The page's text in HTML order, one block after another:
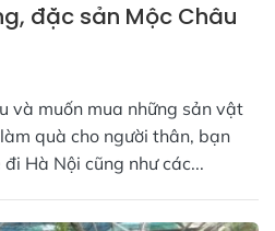
đặc sản Mộc Châu
và muốn mua những sản vật
quà cho người thân, bạn
Hà Nội cũng như các...